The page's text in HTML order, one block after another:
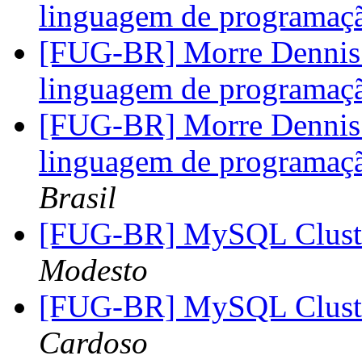
linguagem de
[FUG-BR] Morre
linguagem de
[FUG-BR] Morre
linguagem de
Brasil
[FUG-BR] MySQL
Modesto
[FUG-BR] MySQL
Cardoso